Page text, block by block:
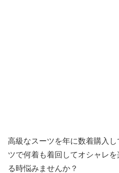
高級なスーツを年に数着購入
ツで何着も着回してオシャレ
る時悩みませんか？